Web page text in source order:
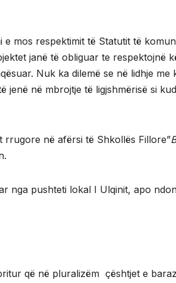
mos respektimit të Statutit të
janë të obliguar te respektojnë
Nuk ka dilemë se në lidhje me
jenë në mbrojtje të ligjshmërisë si
rrugore në afërsi të Shkollës Fillore”
nga pushteti lokal I Ulqinit, apo
që në pluralizëm çështjet e